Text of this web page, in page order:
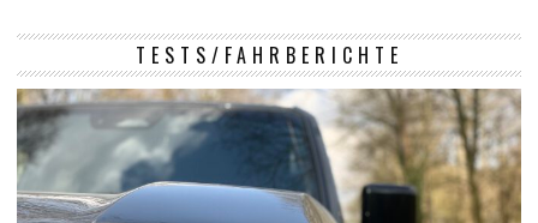
TESTS/FAHRBERICHTE